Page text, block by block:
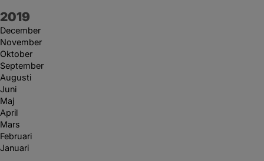
År:
2019
December
November
Oktober
September
Augusti
Juni
Maj
April
Mars
Februari
Januari